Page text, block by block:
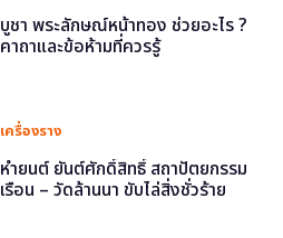
บูชา พระลักษณ์หน้าทอง ช่วยอะไร ?
คาถาและข้อห้ามที่ควรรู้
เครื่องราง
หำยนต์ ยันต์ศักดิ์สิทธิ์ สถาปัตยกรรม
เรือน – วัดล้านนา ขับไล่สิ่งชั่วร้าย